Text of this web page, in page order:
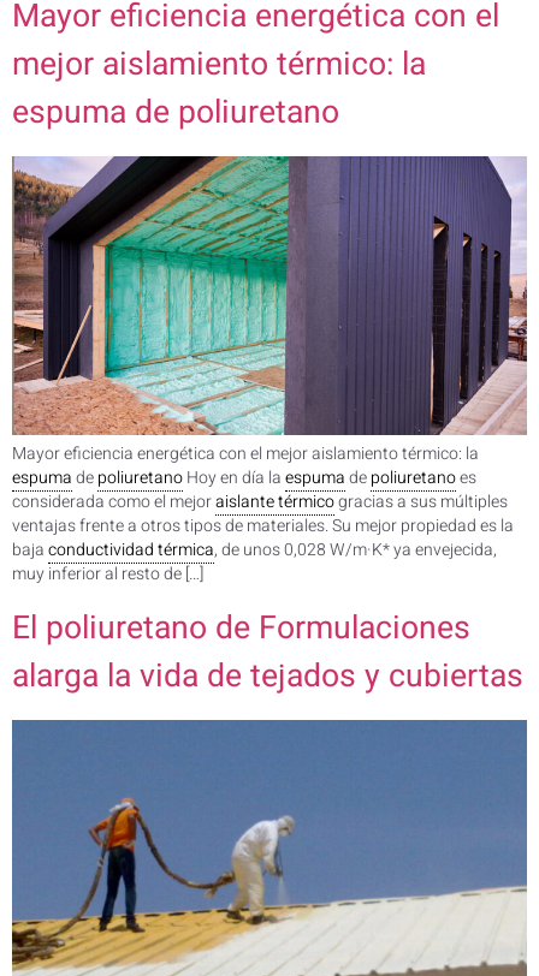
Mayor eficiencia energética con el
mejor aislamiento térmico: la
espuma de poliuretano
Mayor eficiencia energética con el mejor aislamiento térmico: la
espumadepoliuretanoHoy en día laespumadepoliuretanoes
considerada como el mejoraislante térmicogracias a sus múltiples
ventajas frente a otros tipos de materiales. Su mejor propiedad es la
bajaconductividad térmica, de unos 0,028 W/m·K* ya envejecida,
muy inferior al resto de […]
El poliuretano de Formulaciones
alarga la vida de tejados y cubiertas